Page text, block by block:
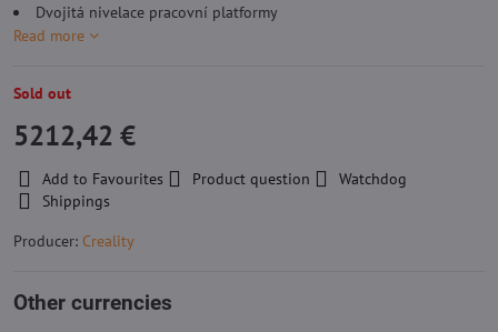
Dvojitá nivelace pracovní platformy
Read more
Sold out
5212,42 €
Add to Favourites Product question
Watchdog
Shippings
Producer: Creality
Other currencies